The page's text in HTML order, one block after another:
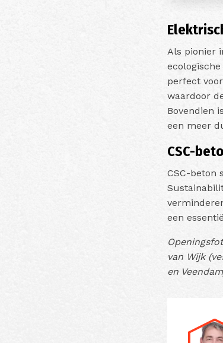
Als pionier
perfect
waardoor
Bovendien
een meer
CSC-
CSC-beton
een
van Wijk
en